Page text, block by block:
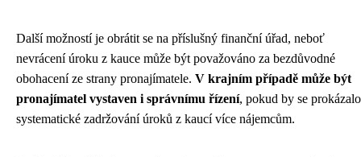
Další možností je obrátit se na příslušný finanční úřad, neboť
nevrácení úroku z kauce může být považováno za bezdůvodné
obohacení ze strany pronajímatele. V krajním případě může být
pronajímatel vystaven i správnímu řízení, pokud by se prokázalo
systematické zadržování úroků z kaucí více nájemcům.